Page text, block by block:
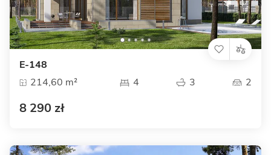
E-148
214,60 m²
4 3 2
8 290 zł